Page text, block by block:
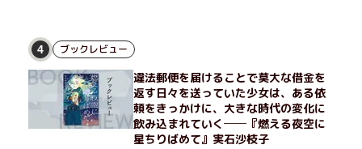
4 ブックレビュー
違法郵便を届けることで莫大な借金を
返す日々を送っていた少女は、ある依
頼をきっかけに、大きな時代の変化に
飲み込まれていく──『燃える夜空に
星ちりばめて』実石沙枝子